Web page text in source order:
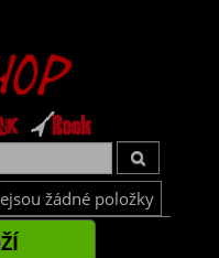
žádné položky